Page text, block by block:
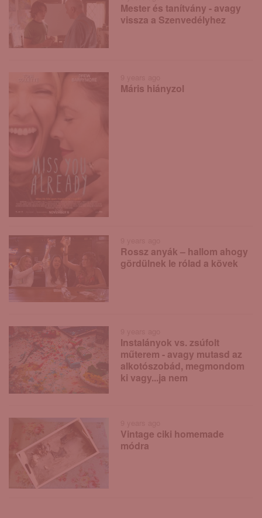
Mester és tanítvány - avagy
vissza a Szenvedélyhez
Máris hiányzol
Rossz anyák – hallom ahogy
gördülnek le rólad a kövek
Instalányok vs. zsúfolt
műterem - avagy mutasd az
alkotószobád, megmondom
ki vagy...ja nem
Vintage ciki homemade
módra